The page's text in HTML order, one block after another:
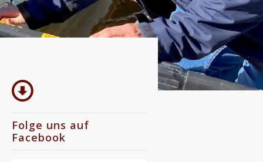
Folge uns auf
Facebook